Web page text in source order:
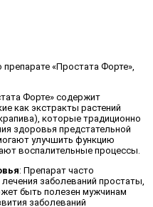
«Простата Форте»,
Форте» содержит
как экстракты растений
которые традиционно
здоровья предстательной
улучшить функцию
воспалительные процессы.
: Препарат часто
заболеваний простаты,
быть полезен мужчинам
заболеваний